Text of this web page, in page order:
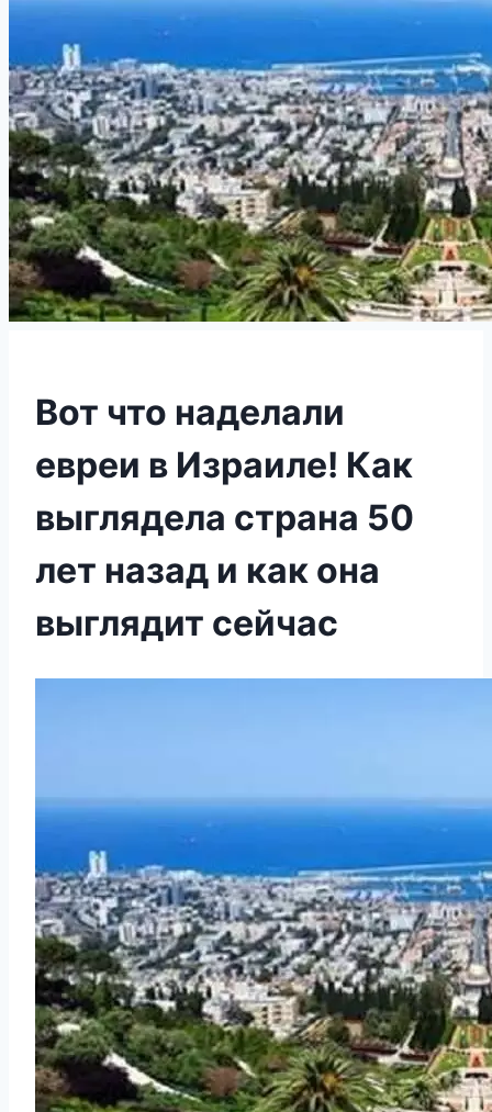
Вот что наделали
евреи в Израиле! Как
выглядела страна 50
лет назад и как она
выглядит сейчас